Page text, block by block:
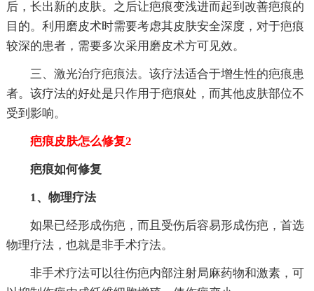
后，长出新的皮肤。之后让疤痕变浅进而起到改善疤痕的
目的。利用磨皮术时需要考虑其皮肤安全深度，对于疤痕
较深的患者，需要多次采用磨皮术方可见效。
三、激光治疗疤痕法。该疗法适合于增生性的疤痕患
者。该疗法的好处是只作用于疤痕处，而其他皮肤部位不
受到影响。
疤痕皮肤怎么修复2
疤痕如何修复
1、物理疗法
如果已经形成伤疤，而且受伤后容易形成伤疤，首选
物理疗法，也就是非手术疗法。
非手术疗法可以往伤疤内部注射局麻药物和激素，可